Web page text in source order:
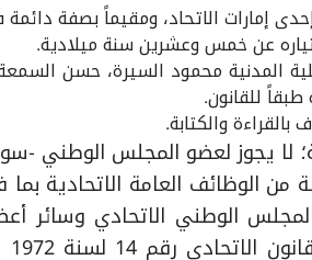
إمارات الاتحاد، ومقيماً بصفة
عن خمس وعشرين سنة ميلادية.
المدنية محمود السيرة، حسن
للقانون.
والكتابة.
لا يجوز لعضو المجلس الوطني -
الوطني الاتحادي وسائر